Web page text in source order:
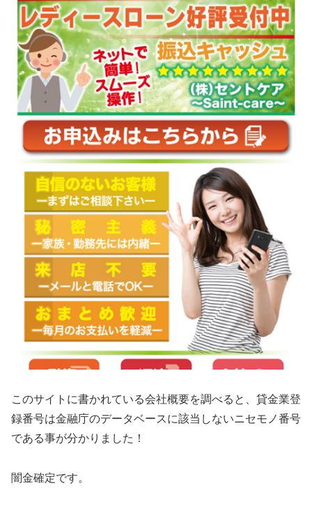
このサイトに書かれている会社概要を調べると、貸金業登
録番号は金融庁のデータベースに該当しないニセモノ番号
である事が分かりました！
闇金確定です。